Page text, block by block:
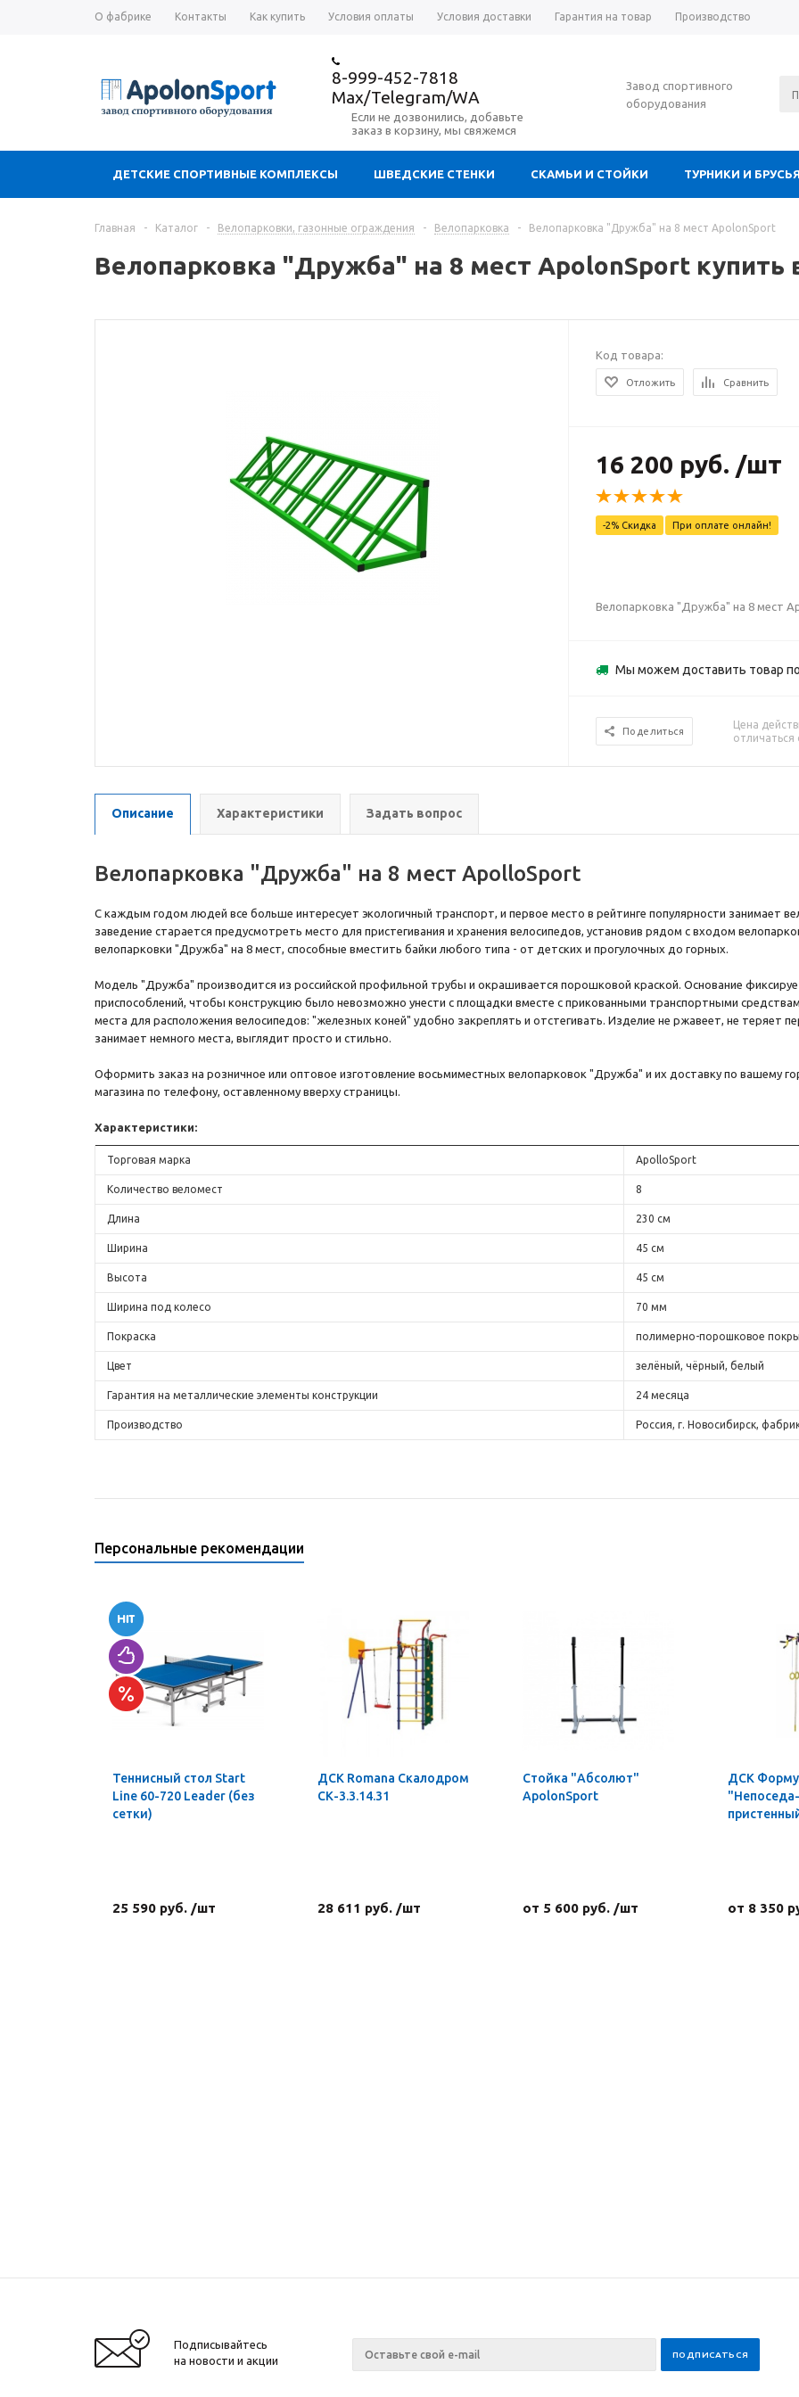
О фабрике Контакты Как купить Условия оплаты Условия доставки Гарантия на товар Производство
8-999-452-7818
Max/Telegram/WA
Если не дозвонились, добавьте
заказ в корзину, мы свяжемся
Завод спортивного
оборудования
ДЕТСКИЕ СПОРТИВНЫЕ КОМПЛЕКСЫ ШВЕДСКИЕ СТЕНКИ СКАМЬИ И СТОЙКИ ТУРНИКИ И БРУСЬЯ
Главная - Каталог - Велопарковки, газонные ограждения - Велопарковка - Велопарковка "Дружба" на 8 мест ApolonSport
Велопарковка "Дружба" на 8 мест ApolonSport купить
Код товара:
Отложить Сравнить
16 200 руб. /шт
-2% Скидка При оплате онлайн!
Велопарковка "Дружба" на 8 мест
Мы можем доставить товар
Поделиться
Цена
отличаться
Описание Характеристики Задать вопрос
Велопарковка "Дружба" на 8 мест ApolloSport
С каждым годом людей все больше интересует экологичный транспорт, и первое место в рейтинге популярности занимает
заведение старается предусмотреть место для пристегивания и хранения велосипедов, установив рядом с входом
велопарковки "Дружба" на 8 мест, способные вместить байки любого типа - от детских и прогулочных до горных.
Модель "Дружба" производится из российской профильной трубы и окрашивается порошковой краской. Основание
приспособлений, чтобы конструкцию было невозможно унести с площадки вместе с прикованными транспортными
места для расположения велосипедов: "железных коней" удобно закреплять и отстегивать. Изделие не ржавеет, не теряет
занимает немного места, выглядит просто и стильно.
Оформить заказ на розничное или оптовое изготовление восьмиместных велопарковок "Дружба" и их доставку по вашему
магазина по телефону, оставленному вверху страницы.
Характеристики:
Торговая марка ApolloSport
Количество веломест 8
Длина 230 см
Ширина 45 см
Высота 45 см
Ширина под колесо 70 мм
Покраска полимерно-порошковое
Цвет зелёный, чёрный, белый
Гарантия на металлические элементы конструкции 24 месяца
Производство Россия, г. Новосибирск,
Персональные рекомендации
Теннисный стол Start
Line 60-720 Leader (без
сетки)
25 590 руб. /шт
ДСК Romana Скалодром
СК-3.3.14.31
28 611 руб. /шт
Стойка "Абсолют"
ApolonSport
от 5 600 руб. /шт
ДСК
от 8 350
Подписывайтесь
на новости и акции